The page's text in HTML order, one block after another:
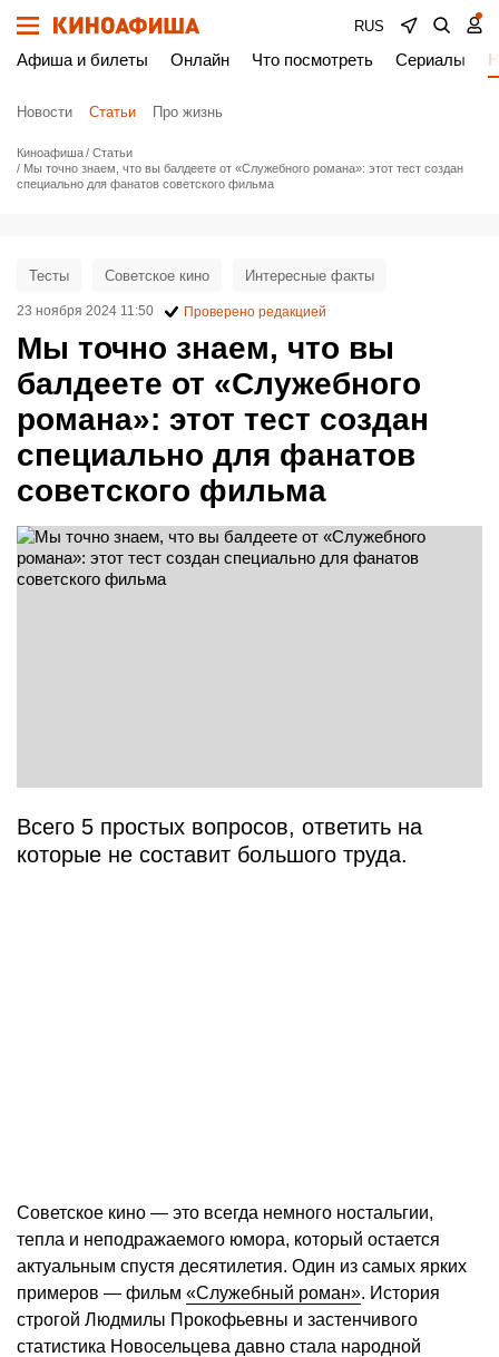
RUS
Афиша и билеты Онлайн Что посмотреть Сериалы
Новости Статьи Про жизнь
Киноафиша
Статьи
Мы точно знаем, что вы балдеете от «Служебного романа»: этот тест создан
специально для фанатов советского фильма
Мы точно знаем, что вы
балдеете от «Служебного
романа»: этот тест создан
специально для фанатов
советского фильма
Тесты Советское кино Интересные факты
23 ноября 2024 11:50 Проверено редакцией
Всего 5 простых вопросов, ответить на
которые не составит большого труда.
Советское кино — это всегда немного ностальгии,
тепла и неподражаемого юмора, который остается
актуальным спустя десятилетия. Один из самых ярких
примеров — фильм «Служебный роман». История
строгой Людмилы Прокофьевны и застенчивого
статистика Новосельцева давно стала народной